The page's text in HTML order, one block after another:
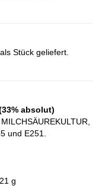
Stück geliefert.
absolut)
und E251.
g